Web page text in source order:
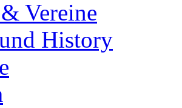
Vereine
History